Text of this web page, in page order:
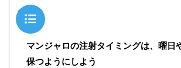
目次
マンジャロの注射タイミングは、曜日
保つようにしよう